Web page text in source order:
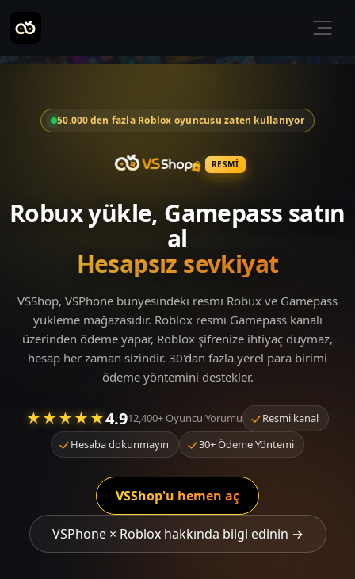
50.000'den fazla Roblox oyuncusu zaten kullanıyor
RESMI
Robux yükle, Gamepass satın
al
Hesapsız sevkiyat
VSShop, VSPhone bünyesindeki resmi Robux ve Gamepass
yükleme mağazasıdır. Roblox resmi Gamepass kanalı
üzerinden ödeme yapar, Roblox şifrenize ihtiyaç duymaz,
hesap her zaman sizindir. 30'dan fazla yerel para birimi
ödeme yöntemini destekler.
★★★★★4.912,400+ Oyuncu Yorumu
Resmi kanal
Hesaba dokunmayın
30+ Ödeme Yöntemi
VSShop'u hemen aç
VSPhone × Roblox hakkında bilgi edinin →